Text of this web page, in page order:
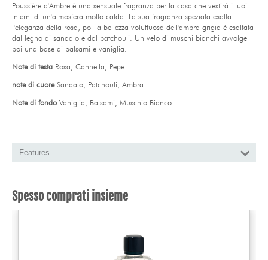
Poussière d'Ambre è una sensuale fragranza per la casa che vestirà i tuoi
interni di un'atmosfera molto calda. La sua fragranza speziata esalta
l'eleganza della rosa, poi la bellezza voluttuosa dell'ambra grigia è esaltata
dal legno di sandalo e dal patchouli. Un velo di muschi bianchi avvolge
poi una base di balsami e vaniglia.
Note di testa Rosa, Cannella, Pepe
note di cuoreSandalo, Patchouli, Ambra
Note di fondoVaniglia, Balsami, Muschio Bianco
Features
Spesso comprati insieme